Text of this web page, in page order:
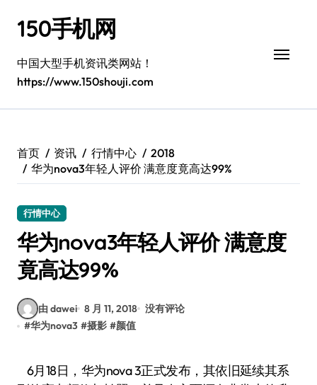
150手机网
中国大型手机资讯类网站！
https://www.150shouji.com
首页 资讯 行情中心
2018
华为nova3年轻人评价 满意度竟高达99%
行情中心
华为nova3年轻人评价 满意度
竟高达99%
由 dawei 8 月 11, 2018 没有评论
#华为nova3 #摄影 #颜值
6月18日，华为nova 3正式发布，其依旧延续其系